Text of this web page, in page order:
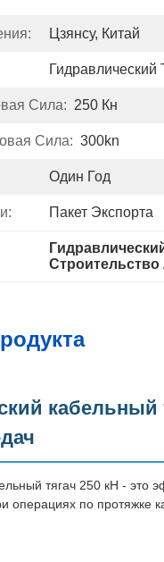
Цзянсу, Китай
Гидравлический
Сила: 250 Кн
Сила: 300kn
Один Год
Пакет Экспорта
Строительство
кабельный
тягач 250 кН -
операциях по протяжке